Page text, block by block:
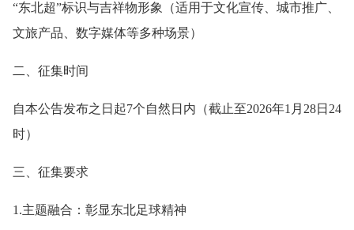
“东北超”标识与吉祥物形象（适用于文化宣传、城市推广、
文旅产品、数字媒体等多种场景）
二、征集时间
自本公告发布之日起7个自然日内（截止至2026年1月28日24
时）
三、征集要求
1.主题融合：彰显东北足球精神